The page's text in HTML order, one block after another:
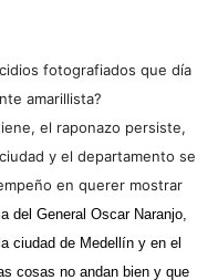
fotografiados que día
amarillista?
el raponazo persiste,
y el departamento se
en querer mostrar
del General Oscar Naranjo,
ciudad de Medellín y en el
cosas no andan bien y que